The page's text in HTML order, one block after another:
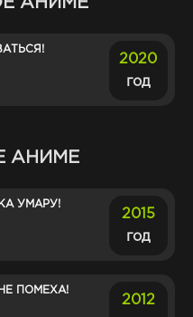
2020
год
АНИМЕ
УМАРУ!
2015
год
ПОМЕХА!
2012